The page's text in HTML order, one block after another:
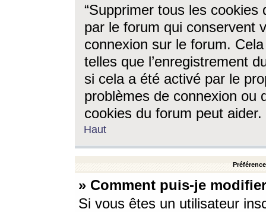
“Supprimer tous les cookies
par le forum qui conservent
connexion sur le forum.
telles que l’enregistrement
si cela a été activé par le
problèmes de connexion ou
cookies du forum peut aider.
Haut
» Comment puis-je
Si vous êtes un utilisateur